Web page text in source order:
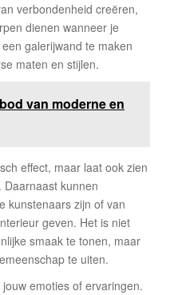
verbondenheid creëren,
dienen wanneer je
galerijwand te maken
maten en stijlen.
van moderne en
effect, maar laat ook zien
kunnen
kunstenaars zijn of van
geven. Het is niet
smaak te tonen, maar
te uiten.
emoties of ervaringen.